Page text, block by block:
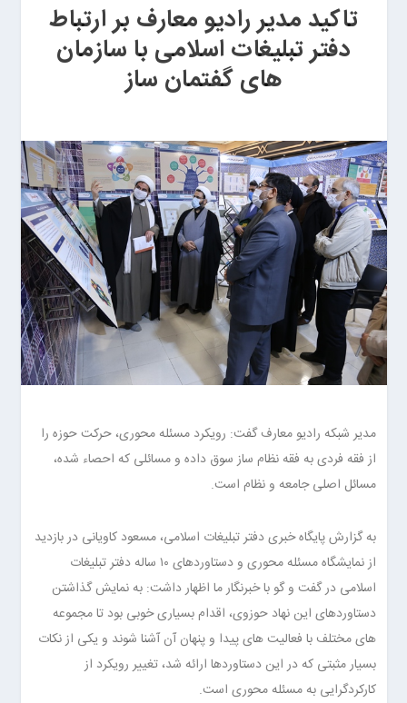
تاکید مدیر رادیو معارف بر ارتباط
دفتر تبلیغات اسلامی با سازمان
های گفتمان ساز
مدیر شبکه رادیو معارف گفت: رویکرد مسئله محوری، حرکت حوزه را
از فقه فردی به فقه نظام ساز سوق داده و مسائلی که احصاء شده،
مسائل اصلی جامعه و نظام است.
به گزارش پایگاه خبری دفتر تبلیغات اسلامی، مسعود کاویانی در بازدید
از نمایشگاه مسئله محوری و دستاوردهای ۱۰ ساله دفتر تبلیغات
اسلامی در گفت و گو با خبرنگار ما اظهار داشت: به نمایش گذاشتن
دستاوردهای این نهاد حوزوی، اقدام بسیاری خوبی بود تا مجموعه
های مختلف با فعالیت های پیدا و پنهان آن آشنا شوند و یکی از نکات
بسیار مثبتی که در این دستاوردها ارائه شد، تغییر رویکرد از
کارکردگرایی به مسئله محوری است.